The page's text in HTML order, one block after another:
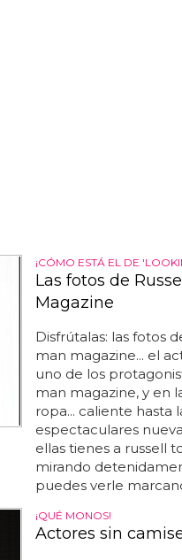
¡CÓMO ESTÁ EL DE
Las fotos de
Magazine
Disfrútalas: las fotos
man magazine... el
uno de los
man magazine, y en
ropa... caliente hasta
espectaculares
ellas tienes a russell
mirando
puedes verle
¡QUÉ MONOS!
Actores sin